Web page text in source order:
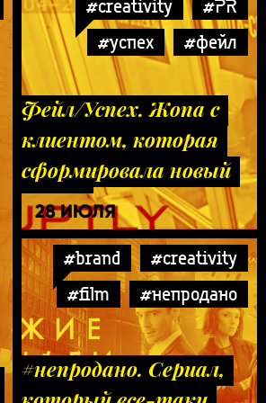
#creativity
#PR
#успех
#фейл
Фейл/Успех. Жопа с
клиентом, которая
сформировала новый
рынок
28 ИЮЛЯ
#brand
#creativity
#film
#непродано
#непродано. Сериал,